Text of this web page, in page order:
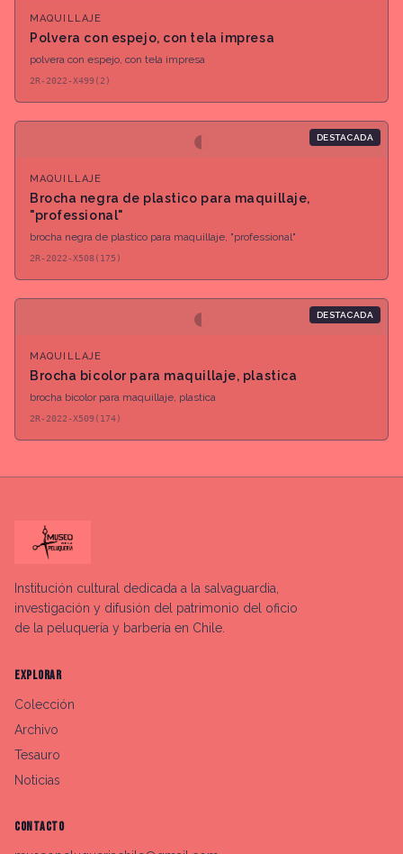
MAQUILLAJE
Polvera con espejo, con tela impresa
polvera con espejo, con tela impresa
2R-2022-X499(2)
◐ DESTACADA
MAQUILLAJE
Brocha negra de plastico para maquillaje,
"professional"
brocha negra de plastico para maquillaje, "professional"
2R-2022-X508(175)
◐ DESTACADA
MAQUILLAJE
Brocha bicolor para maquillaje, plastica
brocha bicolor para maquillaje, plastica
2R-2022-X509(174)
Institución cultural dedicada a la salvaguardia,
investigación y difusión del patrimonio del oficio
de la peluquería y barbería en Chile.
EXPLORAR
Colección
Archivo
Tesauro
Noticias
CONTACTO